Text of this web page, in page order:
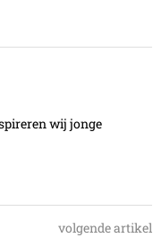
wij jonge
volgende artikel